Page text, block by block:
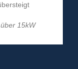
15kW